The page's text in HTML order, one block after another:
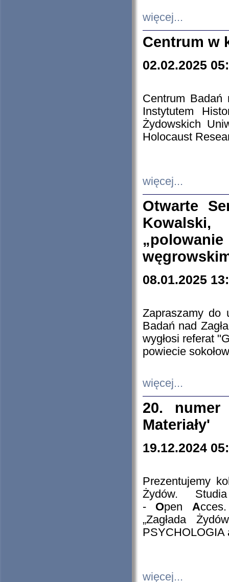
więcej...
Centrum w
02.02.2025
Centrum Badań
Instytutem
Żydowskich
Holocaust
więcej...
Otwarte
08.01.2025
Zapraszamy do
Badań nad
wygłosi referat
powiecie
więcej...
20. numer
Materiały'
19.12.2024
Prezentujemy
Żydów.
- Open A
„Zagłada
PSYCHOLOGIA
więcej...